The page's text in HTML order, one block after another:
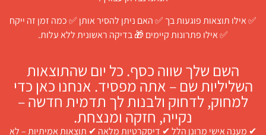
✅ אילו תוצאות פוגעות בך ✅ האם ניתן להסיר אותן ✅ כמה זמן זה ייקח
✅ אילו פתרונות קיימים 🎁 בדיקה ראשונית ללא עלות.
השם שלך שווה כסף. כל יום שהתוצאות
השליליות שם – אתה מפסיד. אנחנו כאן כדי
למחוק, לדחוק ולבנות לך תדמית חדשה –
נקייה, חזקה ומנצחת.
✔ מענה אישי מרונן הלל ✔ דיסקרטיות מלאה ✔ תוצאות אמיתיות – לא